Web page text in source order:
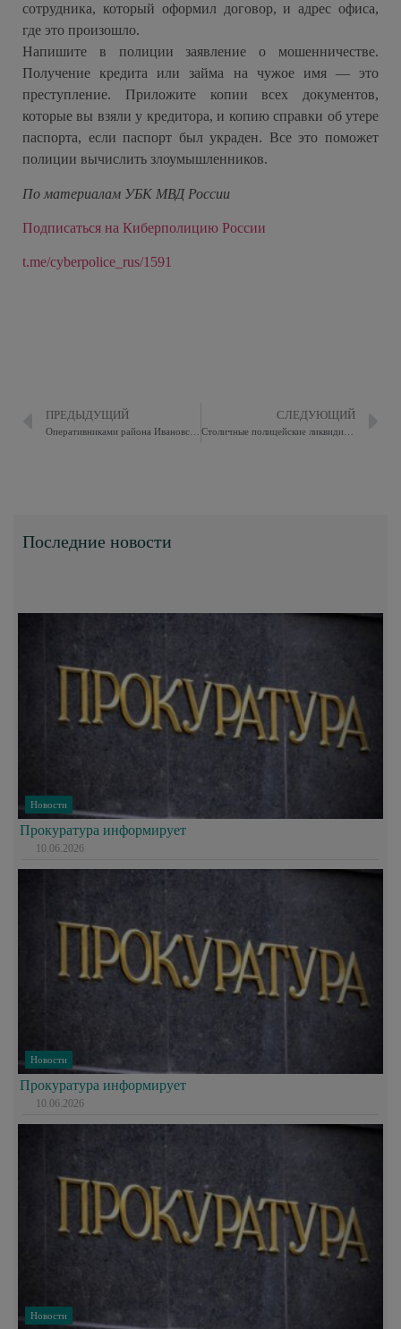
сотрудника, который оформил договор, и адрес офиса,
где это произошло.
Напишите в полиции заявление о мошенничестве.
Получение кредита или займа на чужое имя — это
преступление. Приложите копии всех документов,
которые вы взяли у кредитора, и копию справки об утере
паспорта, если паспорт был украден. Все это поможет
полиции вычислить злоумышленников.
По материалам УБК МВД России
Подписаться на Киберполицию России
t.me/cyberpolice_rus/1591
ПРЕДЫДУЩИЙ СЛЕДУЮЩИЙ
Последние новости
Новости
Прокуратура информирует
10.06.2026
Новости
Прокуратура информирует
10.06.2026
Новости